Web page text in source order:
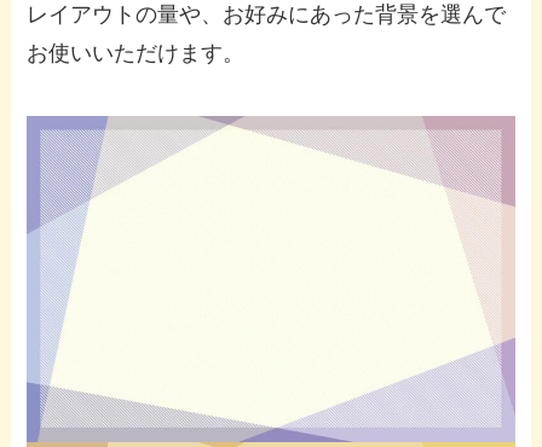
レイアウトの量や、お好みにあった背景を選んで
お使いいただけます。